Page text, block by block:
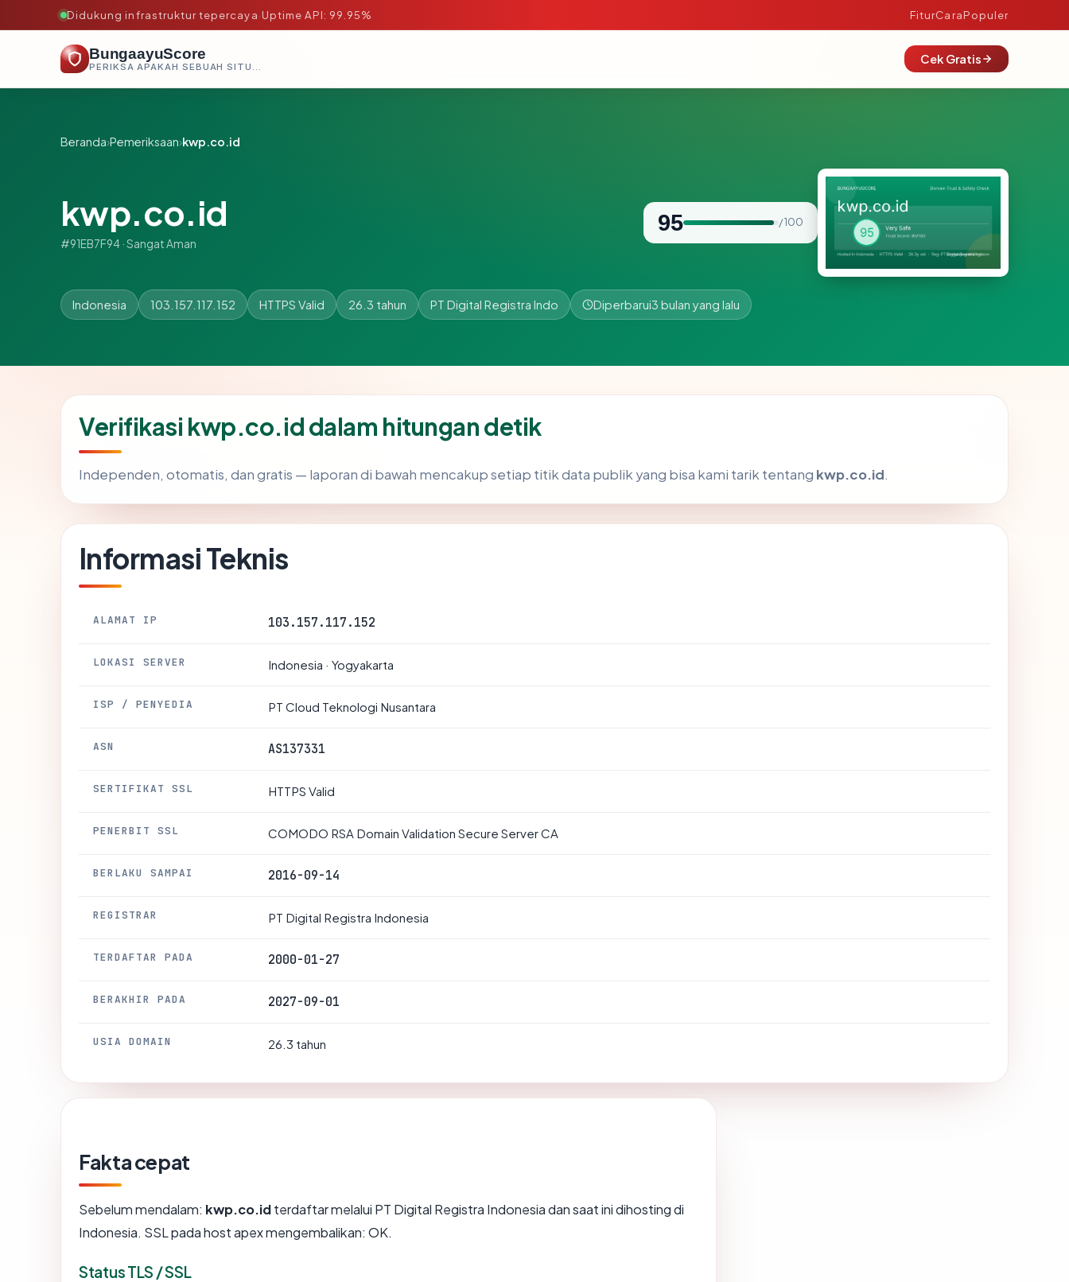
Didukung infrastruktur tepercaya·Uptime API: 99.95% FiturCaraPopuler
BungaayuScore
PERIKSA APAKAH SEBUAH SITUS AMAN, TEPERCAYA, DAN TERVERIFIKASI DALAM HITUNGAN DETIK.
Cek Gratis
Beranda›Pemeriksaan›kwp.co.id
kwp.co.id
#91EB7F94 · Sangat Aman
95 / 100
Indonesia 103.157.117.152 HTTPS Valid 26.3 tahun PT Digital Registra Indo Diperbarui3 bulan yang lalu
Verifikasi kwp.co.id dalam hitungan detik
Independen, otomatis, dan gratis — laporan di bawah mencakup setiap titik data publik yang bisa kami tarik tentang kwp.co.id.
Informasi Teknis
ALAMAT IP 103.157.117.152
LOKASI SERVER Indonesia · Yogyakarta
ISP / PENYEDIA PT Cloud Teknologi Nusantara
ASN AS137331
SERTIFIKAT SSL HTTPS Valid
PENERBIT SSL COMODO RSA Domain Validation Secure Server CA
BERLAKU SAMPAI 2016-09-14
REGISTRAR PT Digital Registra Indonesia
TERDAFTAR PADA 2000-01-27
BERAKHIR PADA 2027-09-01
USIA DOMAIN 26.3 tahun
Fakta cepat
Sebelum mendalam: kwp.co.idterdaftar melalui PT Digital Registra Indonesia dan saat ini dihosting di
Indonesia. SSL pada host apex mengembalikan: OK.
Status TLS / SSL